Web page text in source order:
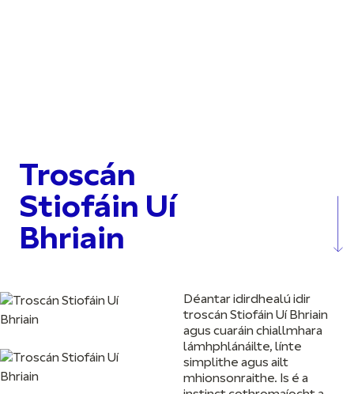
Troscán
Stiofáin Uí
Bhriain
Déantar idirdhealú idir
troscán Stiofáin Uí Bhriain
agus cuaráin chiallmhara
lámhphlánáilte, línte
simplithe agus ailt
mhionsonraithe. Is é a